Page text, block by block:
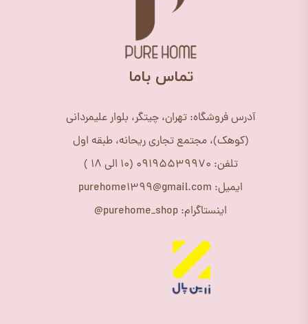
​تماس باما
آدرس فروشگاه: تهران، چیتگر، بلوار علیمردانی
(کوهک)، مجتمع تجاری ریحانه، طبقه اول
تلفن: 09195539970 (10 الی 18 )
ایمیل: purehome1399@gmail.com
اینستاگرام: purehome_shop@